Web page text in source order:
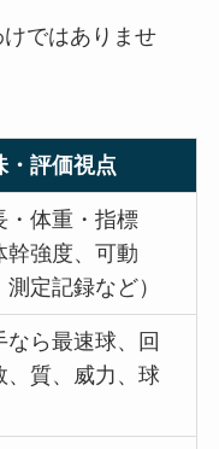
ではありませ
・評価視点
・体重・指標
幹強度、可動
測定記録など）
なら最速球、回
、質、威力、球